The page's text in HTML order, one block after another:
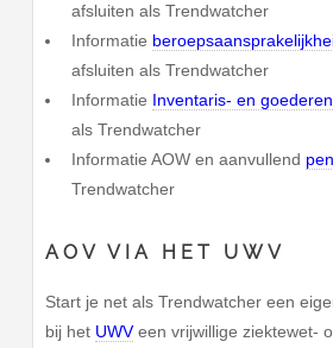
afsluiten als Trendwatcher
Informatie
afsluiten als Trendwatcher
Informatie Inventaris- en
als Trendwatcher
Informatie AOW en aanvullend
Trendwatcher
AOV VIA HET UWV
Start je net als Trendwatcher een
bij het UWVeen vrijwillige ziektewet-